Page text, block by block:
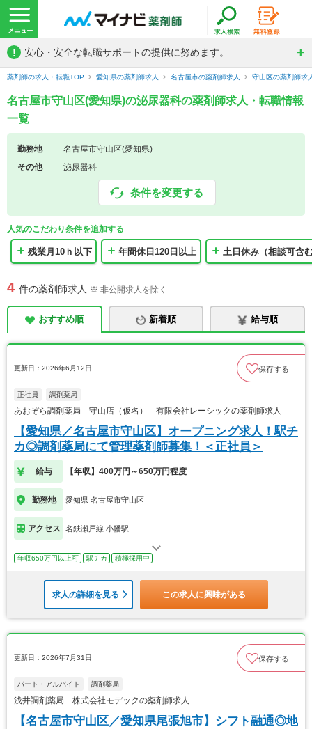
! 安心・安全な転職サポートの提供に努めます。
薬剤師の求人・転職TOP 愛知県の薬剤師求人 名古屋市の薬剤師求人 守山区の薬剤師求
名古屋市守山区(愛知県)の泌尿器科の薬剤師求人・転職情報
一覧
勤務地
名古屋市守山区(愛知県)
その他
泌尿器科
条件を変更する
人気のこだわり条件を追加する
残業月10ｈ以下 年間休日120日以上 土日休み（相談可含
4 件の薬剤師求人 ※ 非公開求人を除く
おすすめ順 新着順 給与順
更新日：2026年6月12日 保存する
正社員 調剤薬局
あおぞら調剤薬局 守山店（仮名） 有限会社レーシックの薬剤師求人
【愛知県／名古屋市守山区】オープニング求人！駅チ
カ◎調剤薬局にて管理薬剤師募集！＜正社員＞
給与 【年収】400万円～650万円程度
勤務地 愛知県 名古屋市守山区
アクセス 名鉄瀬戸線 小幡駅
年収650万円以上可 駅チカ 積極採用中
求人の詳細を見る この求人に興味がある
更新日：2026年7月31日 保存する
パート・アルバイト 調剤薬局
浅井調剤薬局 株式会社モデックの薬剤師求人
【名古屋市守山区／愛知県尾張旭市】シフト融通◎地